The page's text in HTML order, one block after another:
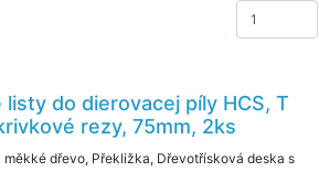
listy do dierovacej píly HCS, T
rezy, 75mm, 2ks
dřevo, Překližka, Dřevotřísková deska s